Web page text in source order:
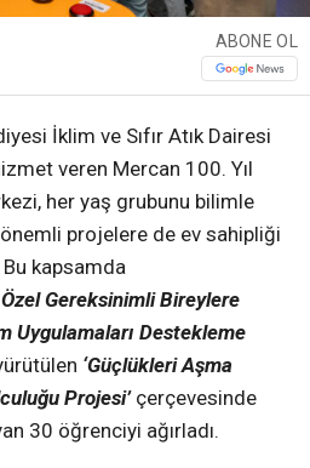
ABONE OL
İklim ve Sıfır Atık Dairesi
veren Mercan 100. Yıl
her yaş grubunu bilimle
önemli projelere de ev sahipliği
kapsamda
Özel Gereksinimli Bireylere
Uygulamaları Destekleme
‘Güçlükleri Aşma
Projesi’çerçevesinde
30 öğrenciyi ağırladı.